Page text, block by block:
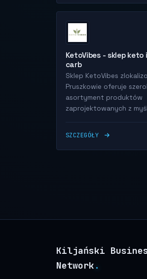
KetoVibes - sklep keto
carb
Sklep KetoVibes
Pruszkowie oferuje
asortyment produktów
zaprojektowanych z
SZCZEGÓŁY
Kiljański
Network .